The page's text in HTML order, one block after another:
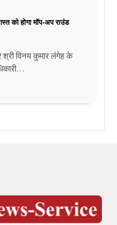
को होगा मॉप-अप राउंड
विनय कुमार लंगेह के